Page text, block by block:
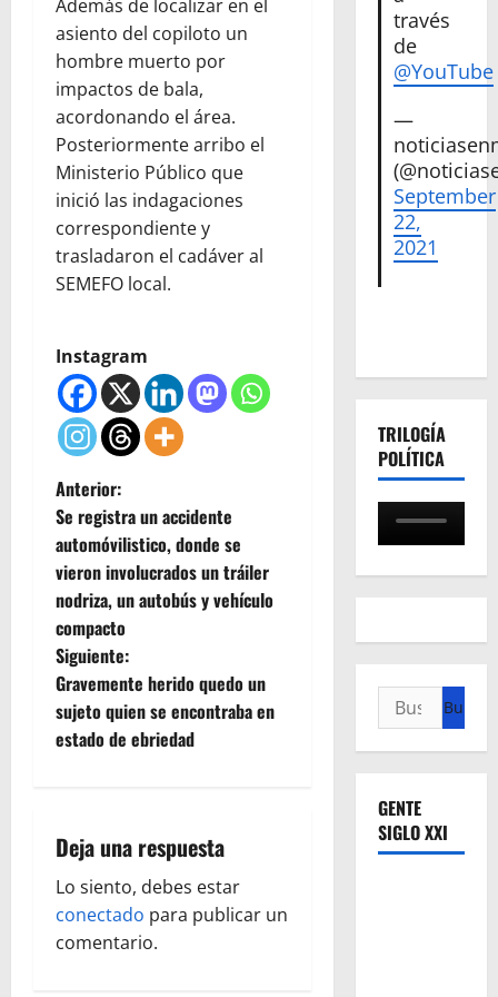
Además de localizar en el
asiento del copiloto un
hombre muerto por
impactos de bala,
acordonando el área.
Posteriormente arribo el
Ministerio Público que
inició las indagaciones
correspondiente y
trasladaron el cadáver al
SEMEFO local.
Instagram
N
a
v
e
g
a
i
ó
n
d
Anterior:
Se registra un accidente
automóvilistico, donde se
vieron involucrados un tráiler
nodriza, un autobús y vehículo
compacto
Siguiente:
Gravemente herido quedo un
sujeto quien se encontraba en
estado de ebriedad
Deja una respuesta
Lo siento, debes estar
conectado para publicar un
comentario.
través
de
@YouTube
—
September
22,
2021
TRILOGÍA
POLÍTICA
Buscar:
GENTE
SIGLO XXI